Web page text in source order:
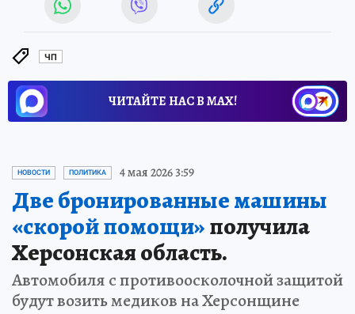
ЧП
ЧИТАЙТЕ НАС В МАХ!
НОВОСТИ ПОЛИТИКА 4 мая 2026 3:59
Две бронированные машины
«скорой помощи»получила
Херсонская область.
Автомобиля с противоосколочной защитой
будут возить медиков на Херсонщине